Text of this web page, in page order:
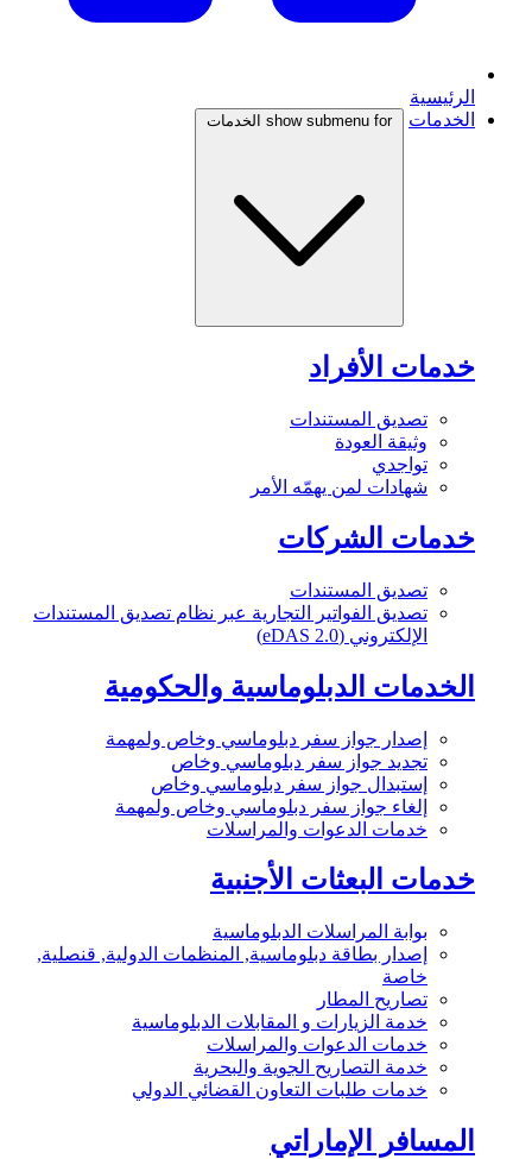
الرئيسية
الخدمات
show submenu for الخدمات
خدمات الأفراد
تصديق المستندات
وثيقة العودة
تواجدي
شهادات لمن يهمّه الأمر
خدمات الشركات
تصديق المستندات
تصديق الفواتير التجارية عبر نظام تصديق المستندات
الإلكتروني (eDAS 2.0)
الخدمات الدبلوماسية والحكومية
إصدار جواز سفر دبلوماسي وخاص ولمهمة
تجديد جواز سفر دبلوماسي وخاص
إستبدال جواز سفر دبلوماسي وخاص
إلغاء جواز سفر دبلوماسي وخاص ولمهمة
خدمات الدعوات والمراسلات
خدمات البعثات الأجنبية
بوابة المراسلات الدبلوماسية
إصدار بطاقة دبلوماسية, المنظمات الدولية, قنصلية,
خاصة
تصاريح المطار
خدمة الزيارات و المقابلات الدبلوماسية
خدمات الدعوات والمراسلات
خدمة التصاريح الجوية والبحرية
خدمات طلبات التعاون القضائي الدولي
المسافر الإماراتي